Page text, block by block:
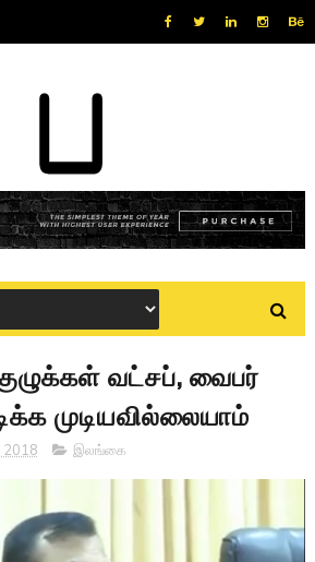
வட்சப், வைபர்
முடியவில்லையாம்
2018 இலங்கை